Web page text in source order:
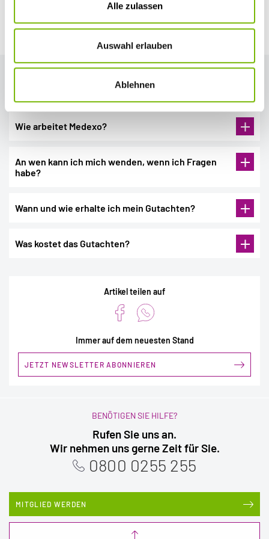
Alle zulassen
Auswahl erlauben
Ablehnen
Entscheidungen der Experten, die Ihr Zweitgutachten erstellen,
Weiterbehandlung durch diese Ärzte ausgeschlossen ist. Die Kosten
Häufige Fragen zur
Zweitmeinung
Wie arbeitet Medexo?
An wen kann ich mich wenden, wenn ich Fragen
habe?
Medexo-Hotline
030 555 70 530
Wann und wie erhalte ich mein Gutachten?
Was kostet das Gutachten?
Artikel teilen auf
Immer auf dem neuesten Stand
JETZT NEWSLETTER ABONNIEREN
BENÖTIGEN SIE HILFE?
Rufen Sie uns an.
Wir nehmen uns gerne Zeit für Sie.
0800 0255 255
MITGLIED WERDEN